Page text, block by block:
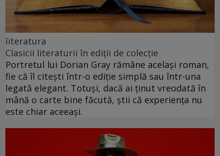
literatura
Clasicii literaturii în ediții de colecție
Portretul lui Dorian Gray rămâne același roman,
fie că îl citești într-o ediție simplă sau într-una
legată elegant. Totuși, dacă ai ținut vreodată în
mână o carte bine făcută, știi că experiența nu
este chiar aceeași.